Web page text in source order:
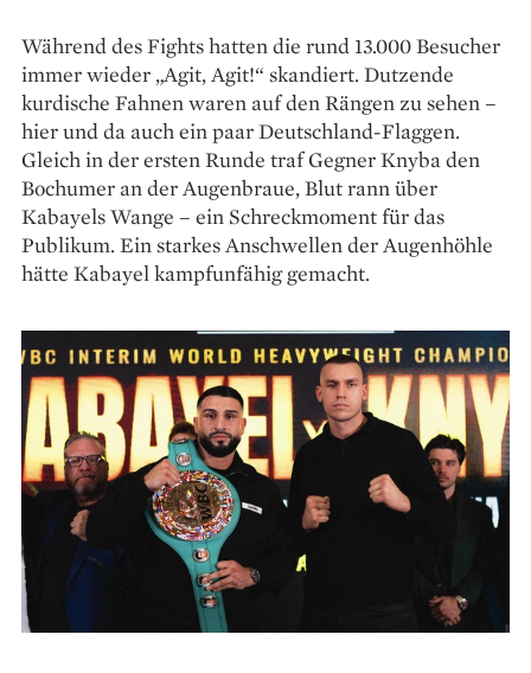
Während des Fights hatten die rund 13.000 ­Besucher
immer wieder „Agit, Agit!“ skandiert. Dutzende
kurdische Fahnen waren auf den Rängen zu sehen –
hier und da auch ein paar Deutschland-Flaggen.
Gleich in der ersten Runde traf Gegner Knyba den
Bochumer an der Augenbraue, Blut rann über
Kabayels Wange – ein Schreckmoment für das
Publikum. Ein starkes Anschwellen der Augenhöhle
hätte Kabayel kampfunfähig gemacht.